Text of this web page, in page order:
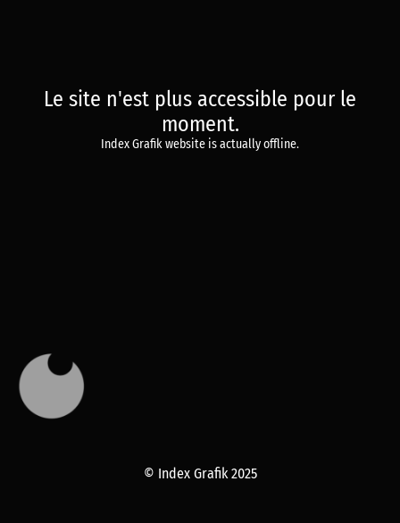
Le site n'est plus accessible pour le
moment.
Index Grafik website is actually offline.
© Index Grafik 2025